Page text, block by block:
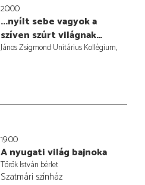
20:00
...nyílt sebe vagyok a
szíven szúrt világnak…
János Zsigmond Unitárius Kollégium,
19:00
A nyugati világ bajnoka
Török István bérlet
Szatmári színház